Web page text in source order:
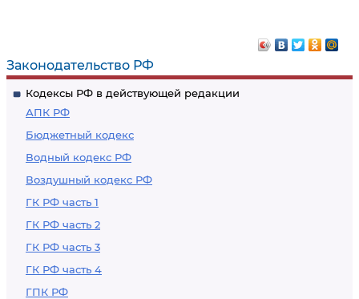
Законодательство РФ
Кодексы РФ в действующей редакции
АПК РФ
Бюджетный кодекс
Водный кодекс РФ
Воздушный кодекс РФ
ГК РФ часть 1
ГК РФ часть 2
ГК РФ часть 3
ГК РФ часть 4
ГПК РФ